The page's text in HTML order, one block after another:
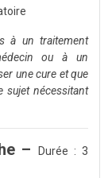
à un traitement
ou à un
une cure et que
sujet nécessitant
–Durée : 3